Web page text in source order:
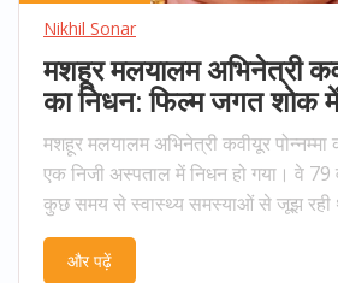
Nikhil Sonar
मशहूर मलयालम अभिनेत्री
का निधन: फिल्म जगत शोक में
मशहूर मलयालम अभिनेत्री कवीयूर पोन्नम्मा
एक निजी अस्पताल में निधन हो गया। वे 79
कुछ समय से स्वास्थ्य समस्याओं से जूझ रही
छह दशकों में 700 से अधिक फिल्मों में काम
सिनेमा की प्रमुख अभिनेत्री मानी जाती थीं।
और पढ़ें